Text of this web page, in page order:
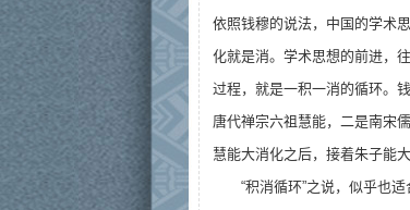
依照钱穆的说法，中国的学术
化就是消。学术思想的前进，
过程，就是一积一消的循环。
唐代禅宗六祖慧能，二是南宋
慧能大消化之后，接着朱子能
“积消循环”之说，似乎也